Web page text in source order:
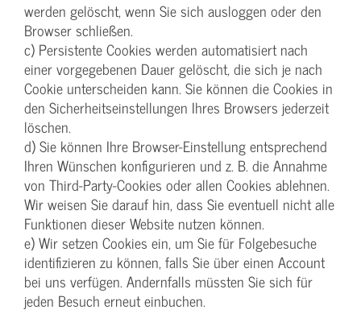
werden gelöscht, wenn Sie sich ausloggen oder den
Browser schließen.
c) Persistente Cookies werden automatisiert nach
einer vorgegebenen Dauer gelöscht, die sich je nach
Cookie unterscheiden kann. Sie können die Cookies in
den Sicherheitseinstellungen Ihres Browsers jederzeit
löschen.
d) Sie können Ihre Browser-Einstellung entsprechend
Ihren Wünschen konfigurieren und z. B. die Annahme
von Third-Party-Cookies oder allen Cookies ablehnen.
Wir weisen Sie darauf hin, dass Sie eventuell nicht alle
Funktionen dieser Website nutzen können.
e) Wir setzen Cookies ein, um Sie für Folgebesuche
identifizieren zu können, falls Sie über einen Account
bei uns verfügen. Andernfalls müssten Sie sich für
jeden Besuch erneut einbuchen.